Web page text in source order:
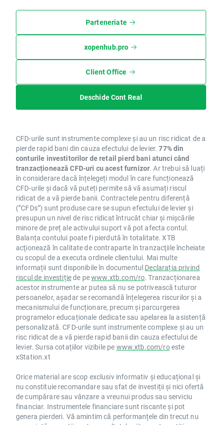
Parteneriate
xopenhub.pro
Client Office
Deschide Cont Real
CFD-urile sunt instrumente complexe și au un risc ridicat de a
pierde rapid bani din cauza efectului de levier.77% din
conturile investitorilor de retail pierd bani atunci când
tranzacționează CFD-uri cu acest furnizor. Ar trebui să luați
în considerare dacă înțelegeți modul în care funcționează
CFD-urile și dacă vă puteți permite să vă asumați riscul
ridicat de a vă pierde banii. Contractele pentru diferență
(”CFDs”) sunt produse care se supun efectului de levier și
presupun un nivel de risc ridicat întrucât chiar și mișcările
minore de preț ale activului suport vă pot afecta contul.
Balanța contului poate fi pierdută în totalitate. XTB
acţionează în calitate de contraparte în tranzacţiile încheiate
cu scopul de a executa ordinele clientului. Mai multe
informații sunt disponibile în documentul Declarația privind
riscul de investițiede pewww.xtb.com/ro. Tranzacționarea
acestor instrumente ar putea să nu se potrivească tuturor
persoanelor, așadar se recomandă înțelegerea riscurilor și a
mecanismului de funcționare, precum și parcurgerea
programelor educaționale dedicate sau apelarea la asistență
personalizată. CFD-urile sunt instrumente complexe și au un
risc ridicat de a vă pierde rapid banii din cauza efectului de
levier. Sursa cotațiilor vizibile pe www.xtb.com/roeste
xStation.xt
Orice material are scop exclusiv informativ și educațional și
nu constituie recomandare sau sfat de investiții și nici ofertă
de cumpărare sau vânzare a vreunui produs sau serviciu
financiar. Instrumentele financiare sunt riscante și pot
genera pierderi. Vă amintim că performanțele din trecut nu